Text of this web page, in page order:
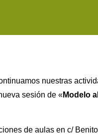
nuestras
sesión de «Modelo al
de aulas en c/